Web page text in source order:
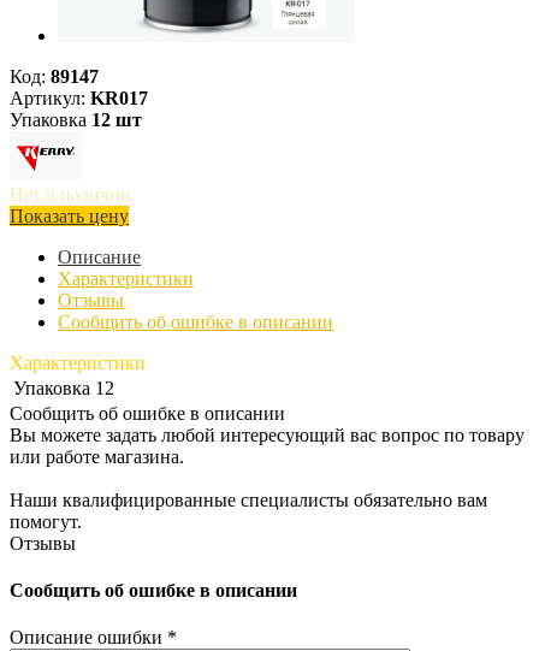
Код: 89147
Артикул: KR017
Упаковка 12 шт
Нет в наличии
Показать цену
Описание
Характеристики
Отзывы
Сообщить об ошибке в описании
Характеристики
Упаковка 12
Сообщить об ошибке в описании
Вы можете задать любой интересующий вас вопрос по товару
или работе магазина.
Наши квалифицированные специалисты обязательно вам
помогут.
Отзывы
Сообщить об ошибке в описании
Описание ошибки *